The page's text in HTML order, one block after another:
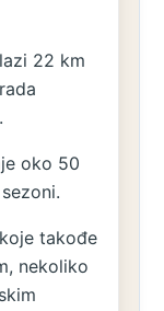
22 km
oko 50
takođe
nekoliko